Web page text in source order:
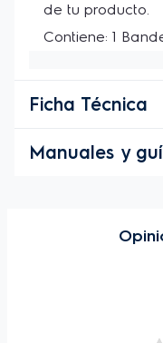
de tu producto.
Contiene: 1
Ficha Técnica
Manuales y